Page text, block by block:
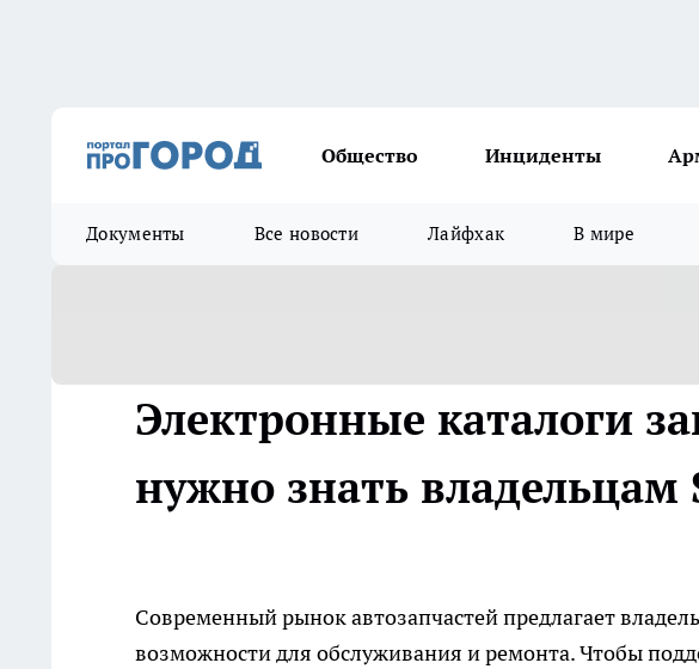
Общество Инциденты
Документы Все новости Лайфхак В мире
Электронные каталоги
нужно знать владельцам
Современный рынок автозапчастей предлагает
возможности для обслуживания и ремонта. Чтобы